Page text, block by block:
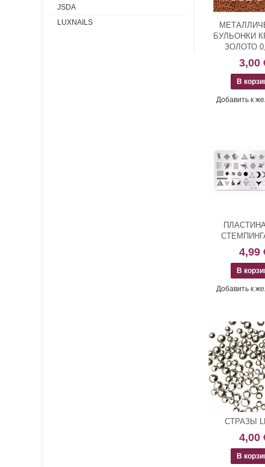
JSDA
LUXNAILS
БУЛЬОНКИ
ЗОЛОТО
3,00
Добавить к
4,99
Добавить к
СТРАЗЫ
4,00